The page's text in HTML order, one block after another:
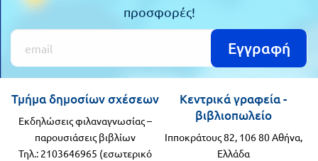
προσφορές!
Εγγραφή
Κεντρικά γραφεία -
βιβλιοπωλείο
Ιπποκράτους 82, 106 80 Αθήνα,
Ελλάδα
Τμήμα δημοσίων σχέσεων
Εκδηλώσεις φιλαναγνωσίας –
παρουσιάσεις βιβλίων
Τηλ.: 2103646965 (εσωτερικό